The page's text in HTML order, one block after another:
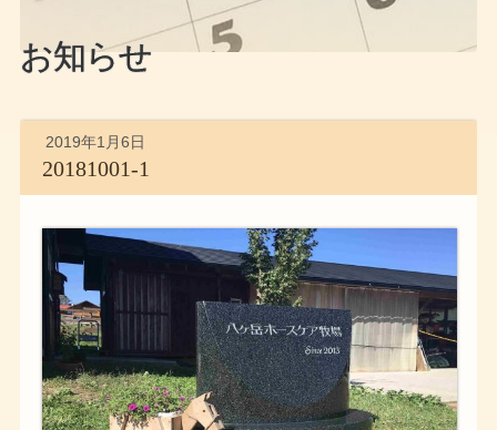
お知らせ
2019年1月6日
20181001-1